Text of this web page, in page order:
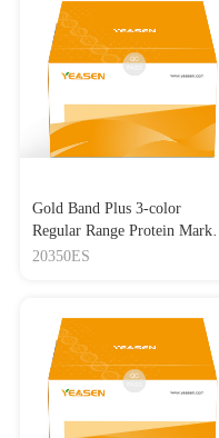
Gold Band Plus 3-color
Regular Range Protein
(8-180 kDa) 三色预染蛋白质
20350ES